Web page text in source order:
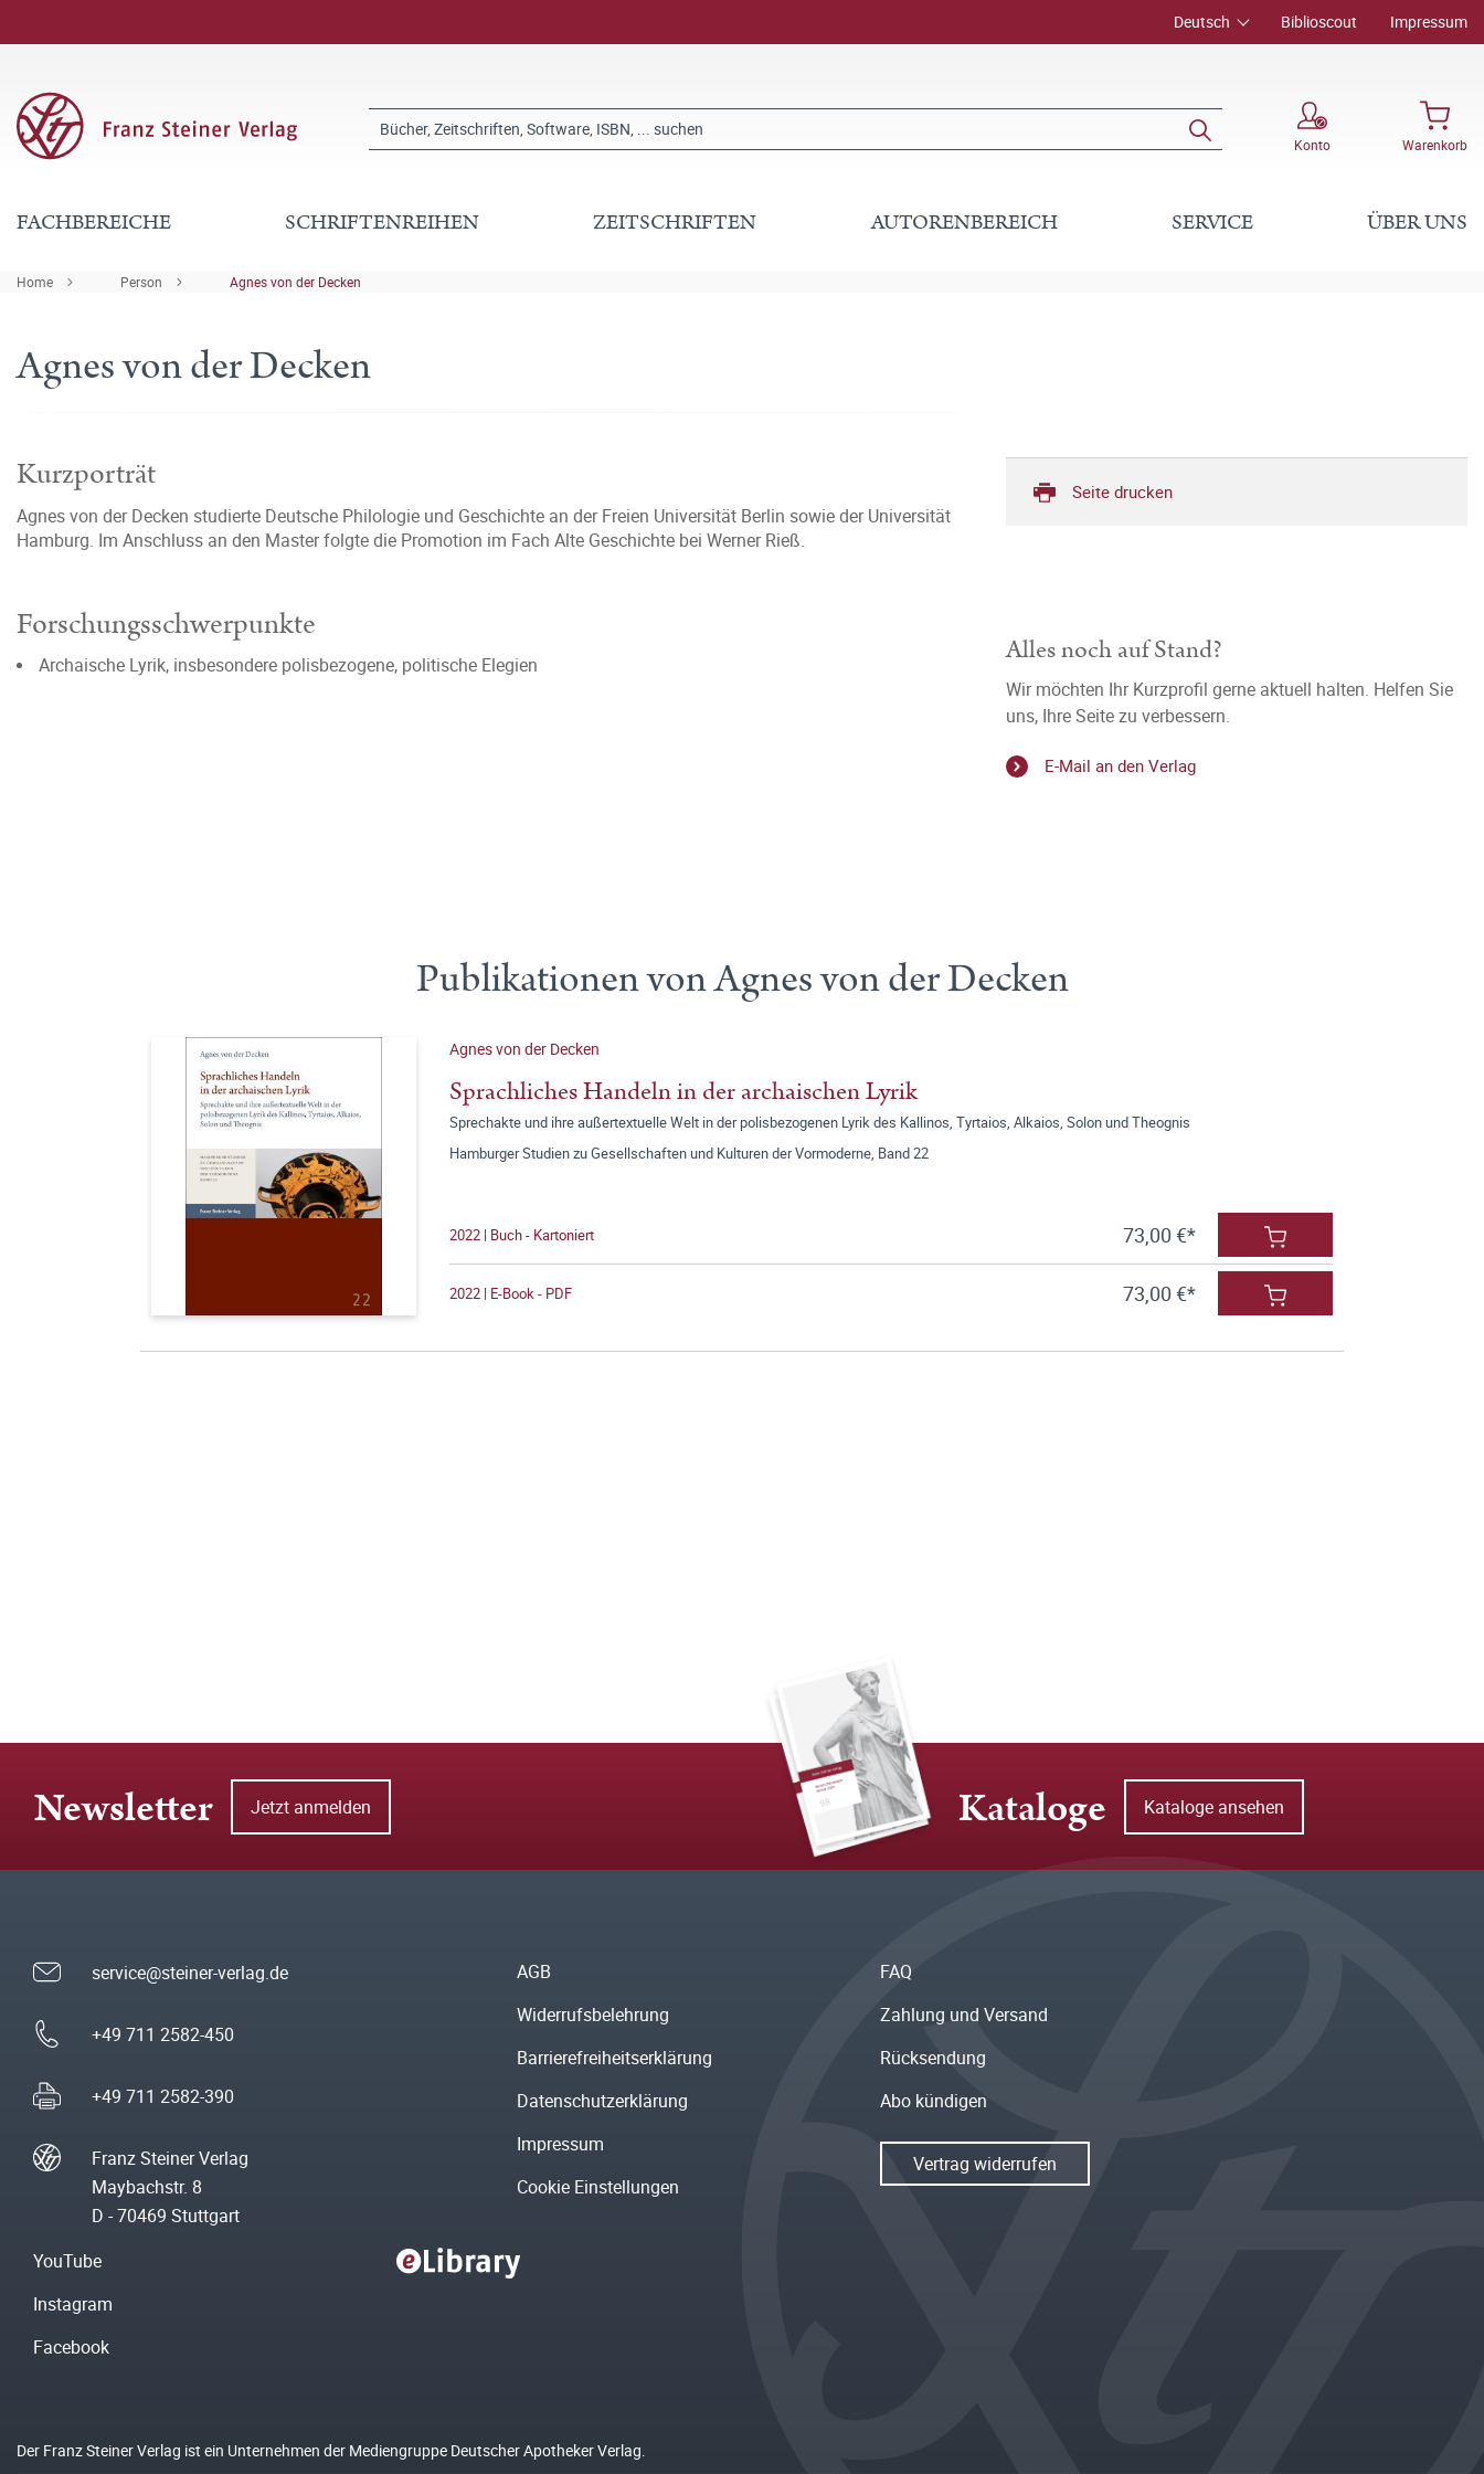
Deutsch Biblioscout Impressum
Konto Warenkorb
FACHBEREICHE SCHRIFTENREIHEN ZEITSCHRIFTEN AUTORENBEREICH SERVICE ÜBER UNS
Home Person Agnes von der Decken
Agnes von der Decken
Kurzporträt
Agnes von der Decken studierte Deutsche Philologie und Geschichte an der Freien Universität Berlin sowie der Universität
Hamburg. Im Anschluss an den Master folgte die Promotion im Fach Alte Geschichte bei Werner Rieß.
Forschungsschwerpunkte
Archaische Lyrik, insbesondere polisbezogene, politische Elegien
Seite drucken
Alles noch auf Stand?
Wir möchten Ihr Kurzprofil gerne aktuell halten. Helfen Sie
uns, Ihre Seite zu verbessern.
E-Mail an den Verlag
Publikationen von Agnes von der Decken
Agnes von der Decken
Sprachliches Handeln in der archaischen Lyrik
Sprechakte und ihre außertextuelle Welt in der polisbezogenen Lyrik des Kallinos, Tyrtaios, Alkaios, Solon und Theognis
Hamburger Studien zu Gesellschaften und Kulturen der Vormoderne, Band 22
2022 | Buch - Kartoniert 73,00 €*
2022 | E-Book - PDF 73,00 €*
Newsletter Jetzt anmelden Kataloge Kataloge ansehen
service@steiner-verlag.de
+49 711 2582-450
+49 711 2582-390
Franz Steiner Verlag
Maybachstr. 8
D - 70469 Stuttgart
AGB
Widerrufsbelehrung
Barrierefreiheitserklärung
Datenschutzerklärung
Impressum
Cookie Einstellungen
FAQ
Zahlung und Versand
Rücksendung
Abo kündigen
Vertrag widerrufen
YouTube
Instagram
Facebook
Der Franz Steiner Verlag ist ein Unternehmen der Mediengruppe Deutscher Apotheker Verlag.